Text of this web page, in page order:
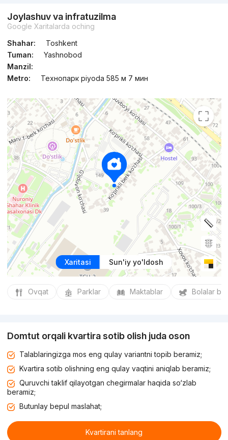
Joylashuv va infratuzilma
Google Xaritalarda oching
Shahar:
Toshkent
Tuman:
Yashnobod
Manzil:
Metro:
Технопарк piyoda 585 м 7 мин
Xaritasi Sun'iy yo'ldosh
Ovqat Parklar Maktablar Bolalar
Domtut orqali kvartira sotib olish juda oson
Talablaringizga mos eng qulay variantni topib beramiz;
Kvartira sotib olishning eng qulay vaqtini aniqlab beramiz;
Quruvchi taklif qilayotgan chegirmalar haqida so‘zlab
beramiz;
Butunlay bepul maslahat;
Kvartirani tanlang